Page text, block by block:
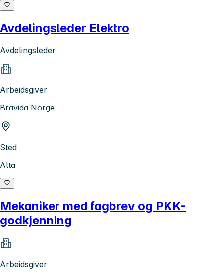
Avdelingsleder Elektro
Avdelingsleder
Arbeidsgiver
Bravida Norge
Sted
Alta
Mekaniker med fagbrev og PKK-
godkjenning
Arbeidsgiver